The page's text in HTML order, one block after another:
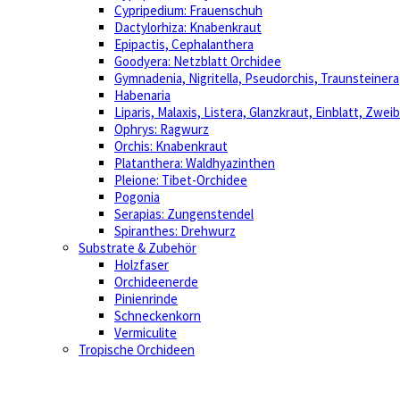
Cypripedium: Frauenschuh
Dactylorhiza: Knabenkraut
Epipactis, Cephalanthera
Goodyera: Netzblatt Orchidee
Gymnadenia, Nigritella, Pseudorchis, Traunsteinera
Habenaria
Liparis, Malaxis, Listera, Glanzkraut, Einblatt,
Ophrys: Ragwurz
Orchis: Knabenkraut
Platanthera: Waldhyazinthen
Pleione: Tibet-Orchidee
Pogonia
Serapias: Zungenstendel
Spiranthes: Drehwurz
Substrate & Zubehör
Holzfaser
Orchideenerde
Pinienrinde
Schneckenkorn
Vermiculite
Tropische Orchideen